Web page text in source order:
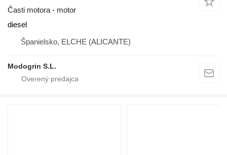
Časti motora - motor
diesel
Španielsko, ELCHE (ALICANTE)
Modogrin S.L.